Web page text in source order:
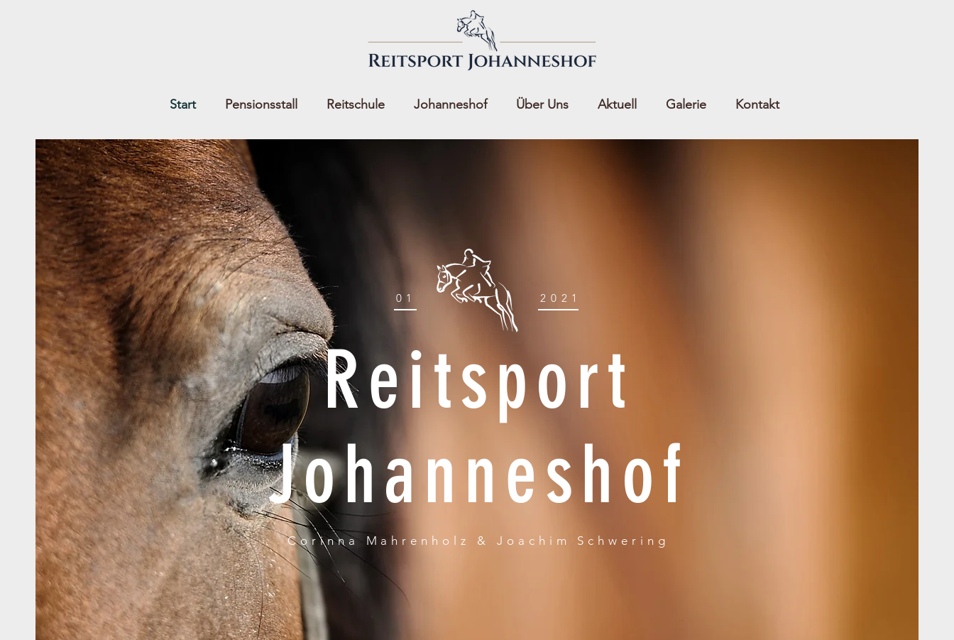
Start Pensionsstall Reitschule Johanneshof Über Uns Aktuell Galerie Kontakt
01 2021
Reitsport
Johanneshof
Corinna Mahrenholz & Joachim Schwering